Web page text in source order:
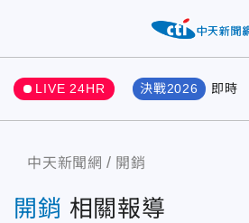
LIVE 24HR 決戰2026 即時
中天新聞網 開銷
開銷 相關報導